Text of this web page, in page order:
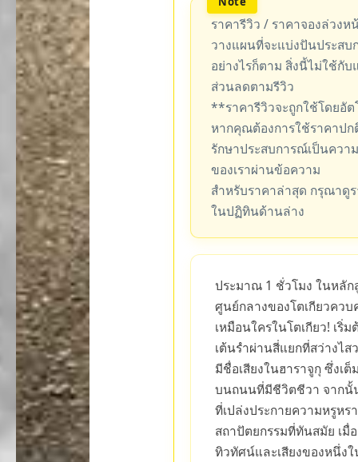
ราคารีวิว / ราคาจองล่วง
วางแผนที่จะแบ่งปันประส
อย่างไรก็ตาม สิ่งนี้ไม่ใช้กั
ส่วนลดตามรีวิว
**ราคารีวิวจะถูกใช้โดยอั
หากคุณต้องการใช้ราคาป
รักษาประสบการณ์เป็นคว
ของเราผ่านข้อความ
สำหรับราคาล่าสุด กรุณาดู
ในปฏิทินด้านล่าง
ประมาณ 1 ชั่วโมง ในหลัก
ศูนย์กลางของโตเกียวคว
เหมือนใครในโตเกียว! เริ่
เต้นรำผ่านสี่แยกที่สว่างไ
มีชื่อเสียงในฮาราจูกุ ซึ่งเ
บนถนนที่มีชีวิตชีวา จากนั้
ที่เปล่งประกายความหรูห
สถาปัตยกรรมที่ทันสมัย เ
ทิวทัศน์และเสียงของหนึ่ง